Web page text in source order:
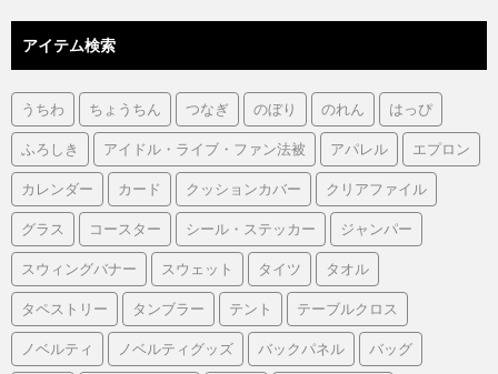
アイテム検索
うちわ ちょうちん つなぎ のぼり のれん はっぴ
ふろしき アイドル・ライブ・ファン法被 アパレル エプロン
カレンダー カード クッションカバー クリアファイル
グラス コースター シール・ステッカー ジャンパー
スウィングバナー スウェット タイツ タオル
タペストリー タンブラー テント テーブルクロス
ノベルティ ノベルティグッズ バックパネル バッグ